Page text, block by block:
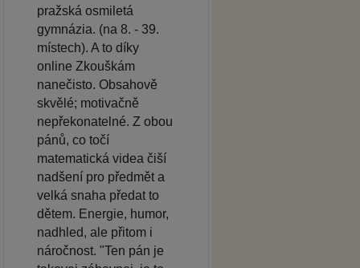
pražská osmiletá
gymnázia. (na 8. - 39.
místech). A to díky
online Zkouškám
nanečisto. Obsahově
skvělé; motivačně
nepřekonatelné. Z obou
pánů, co točí
matematická videa čiší
nadšení pro předmět a
velká snaha předat to
dětem. Energie, humor,
nadhled, ale přitom i
náročnost. "Ten pán je